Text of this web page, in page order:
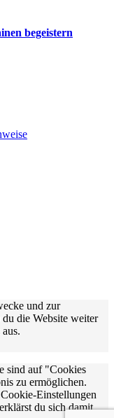
begeistern
und zur
die Website weiter
sind auf "Cookies
zu ermöglichen.
Einstellungen
du sich damit